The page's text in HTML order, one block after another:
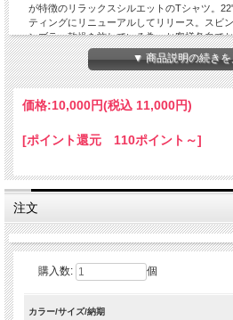
が特徴のリラックスシルエットのTシャツ。
ティングにリニューアルしてリリース。スビ
ンブラー乾燥を施している為、お客様各自で
させた仕上げ。 一見しただけでも高級感が漂
キメの細かい光沢とカシミアの様な滑らかで
手に取って体感して頂きたい逸品。 バランス
シルエット等、素材感を活かす為、過度なデ
エットのトレンドも相まって、カップルやご
▼ 商品説明の続き
価格:10,000円(税込 11,000円)
[ポイント還元 110ポイント～]
注文
購入数: 個
カラー/サイズ/納期